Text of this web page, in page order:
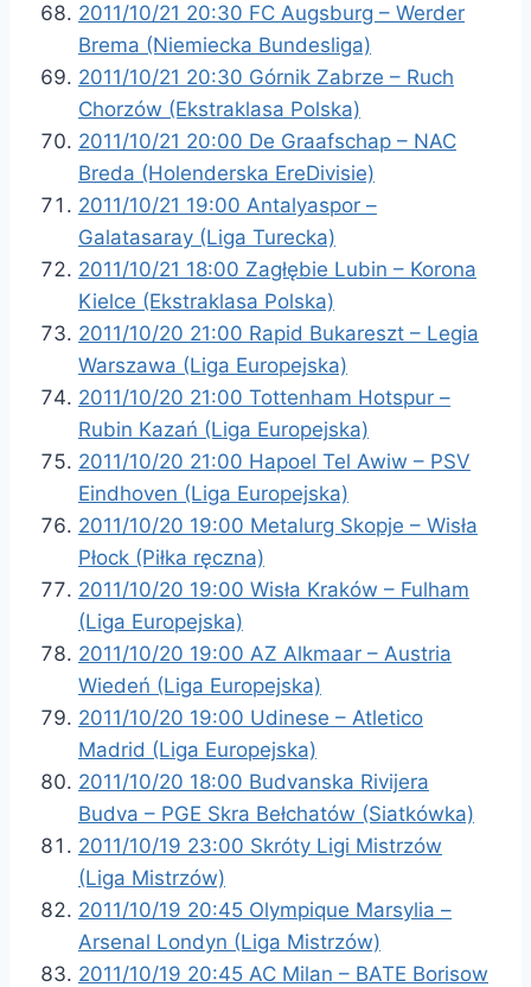
2011/10/21 20:30 FC Augsburg – Werder
Brema (Niemiecka Bundesliga)
2011/10/21 20:30 Górnik Zabrze – Ruch
Chorzów (Ekstraklasa Polska)
2011/10/21 20:00 De Graafschap – NAC
Breda (Holenderska EreDivisie)
2011/10/21 19:00 Antalyaspor –
Galatasaray (Liga Turecka)
2011/10/21 18:00 Zagłębie Lubin – Korona
Kielce (Ekstraklasa Polska)
2011/10/20 21:00 Rapid Bukareszt – Legia
Warszawa (Liga Europejska)
2011/10/20 21:00 Tottenham Hotspur –
Rubin Kazań (Liga Europejska)
2011/10/20 21:00 Hapoel Tel Awiw – PSV
Eindhoven (Liga Europejska)
2011/10/20 19:00 Metalurg Skopje – Wisła
Płock (Piłka ręczna)
2011/10/20 19:00 Wisła Kraków – Fulham
(Liga Europejska)
2011/10/20 19:00 AZ Alkmaar – Austria
Wiedeń (Liga Europejska)
2011/10/20 19:00 Udinese – Atletico
Madrid (Liga Europejska)
2011/10/20 18:00 Budvanska Rivijera
Budva – PGE Skra Bełchatów (Siatkówka)
2011/10/19 23:00 Skróty Ligi Mistrzów
(Liga Mistrzów)
2011/10/19 20:45 Olympique Marsylia –
Arsenal Londyn (Liga Mistrzów)
2011/10/19 20:45 AC Milan – BATE Borisow